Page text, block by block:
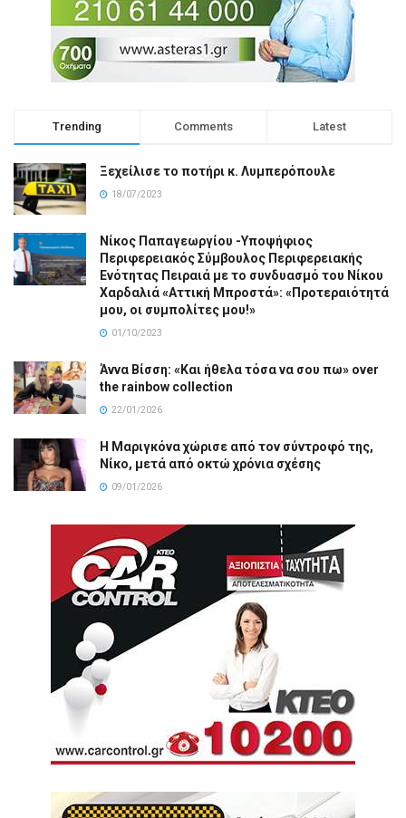
Trending Comments Latest
Ξεχείλισε το ποτήρι κ. Λυμπερόπουλε
18/07/2023
Νίκος Παπαγεωργίου -Υποψήφιος
Περιφερειακός Σύμβουλος Περιφερειακής
Ενότητας Πειραιά με το συνδυασμό του Νίκου
Χαρδαλιά «Αττική Μπροστά»: «Προτεραιότητά
μου, οι συμπολίτες μου!»
01/10/2023
Άννα Βίσση: «Και ήθελα τόσα να σου πω» over
the rainbow collection
22/01/2026
Η Μαριγκόνα χώρισε από τον σύντροφό της,
Νίκο, μετά από οκτώ χρόνια σχέσης
09/01/2026